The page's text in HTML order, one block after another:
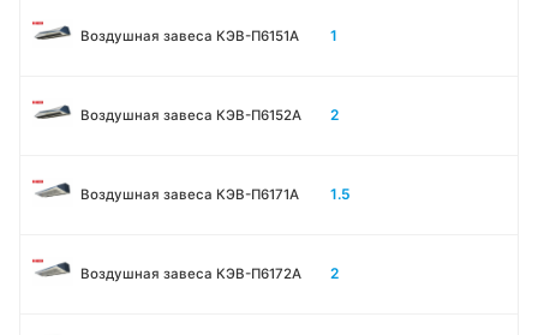
Воздушная завеса КЭВ-П6151А 1
Воздушная завеса КЭВ-П6152А 2
Воздушная завеса КЭВ-П6171А 1.5
Воздушная завеса КЭВ-П6172А 2